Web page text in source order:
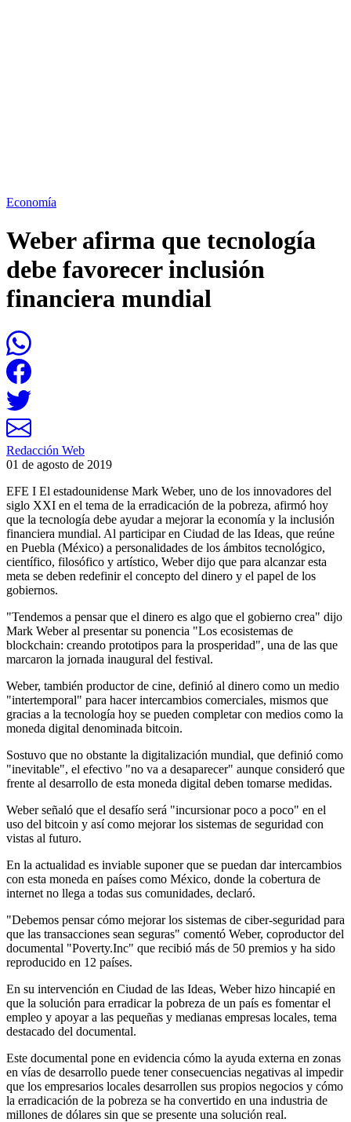
Economía
Weber afirma que tecnología
debe favorecer inclusión
financiera mundial
Redacción Web
01 de agosto de 2019
EFE I El estadounidense Mark Weber, uno de los innovadores del
siglo XXI en el tema de la erradicación de la pobreza, afirmó hoy
que la tecnología debe ayudar a mejorar la economía y la inclusión
financiera mundial. Al participar en Ciudad de las Ideas, que reúne
en Puebla (México) a personalidades de los ámbitos tecnológico,
científico, filosófico y artístico, Weber dijo que para alcanzar esta
meta se deben redefinir el concepto del dinero y el papel de los
gobiernos.
"Tendemos a pensar que el dinero es algo que el gobierno crea" dijo
Mark Weber al presentar su ponencia "Los ecosistemas de
blockchain: creando prototipos para la prosperidad", una de las que
marcaron la jornada inaugural del festival.
Weber, también productor de cine, definió al dinero como un medio
"intertemporal" para hacer intercambios comerciales, mismos que
gracias a la tecnología hoy se pueden completar con medios como la
moneda digital denominada bitcoin.
Sostuvo que no obstante la digitalización mundial, que definió como
"inevitable", el efectivo "no va a desaparecer" aunque consideró que
frente al desarrollo de esta moneda digital deben tomarse medidas.
Weber señaló que el desafío será "incursionar poco a poco" en el
uso del bitcoin y así como mejorar los sistemas de seguridad con
vistas al futuro.
En la actualidad es inviable suponer que se puedan dar intercambios
con esta moneda en países como México, donde la cobertura de
internet no llega a todas sus comunidades, declaró.
"Debemos pensar cómo mejorar los sistemas de ciber-seguridad para
que las transacciones sean seguras" comentó Weber, coproductor del
documental "Poverty.Inc" que recibió más de 50 premios y ha sido
reproducido en 12 países.
En su intervención en Ciudad de las Ideas, Weber hizo hincapié en
que la solución para erradicar la pobreza de un país es fomentar el
empleo y apoyar a las pequeñas y medianas empresas locales, tema
destacado del documental.
Este documental pone en evidencia cómo la ayuda externa en zonas
en vías de desarrollo puede tener consecuencias negativas al impedir
que los empresarios locales desarrollen sus propios negocios y cómo
la erradicación de la pobreza se ha convertido en una industria de
millones de dólares sin que se presente una solución real.